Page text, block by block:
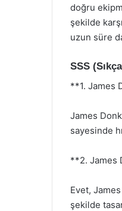
doğru
şekilde
uzun süre
SSS
**1. James
James
sayesinde
**2. James
Evet,
şekilde